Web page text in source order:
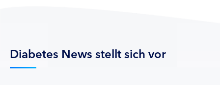
Diabetes News stellt sich vor